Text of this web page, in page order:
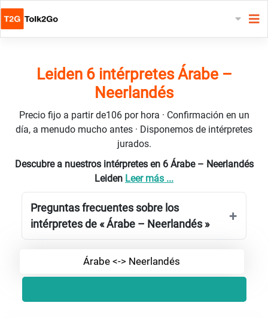
Leiden 6 intérpretes Árabe –
Neerlandés
Precio fijo a partir de106 por hora · Confirmación en un
día, a menudo mucho antes · Disponemos de intérpretes
jurados.
Descubre a nuestros intérpretes en 6 Árabe – Neerlandés
Leiden Leer más ...
Preguntas frecuentes sobre los
intérpretes de « Árabe – Neerlandés »
Árabe <-> Neerlandés